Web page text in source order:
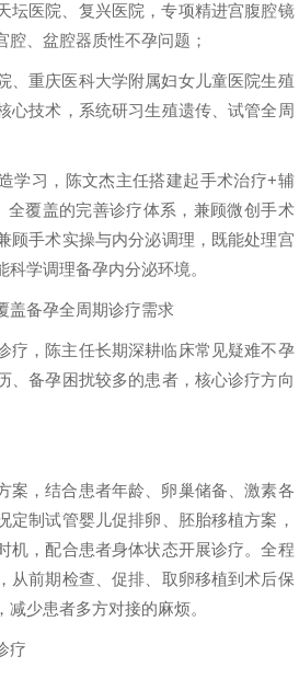
坛医院、复兴医院，专项精进宫腹腔镜
、盆腔器质性不孕问题；
、重庆医科大学附属妇女儿童医院生殖
心技术，系统研习生殖遗传、试管全周
学习，陈文杰主任搭建起手术治疗+辅
全覆盖的完善诊疗体系，兼顾微创手术
顾手术实操与内分泌调理，既能处理宫
学调理备孕内分泌环境。
盖备孕全周期诊疗需求
疗，陈主任长期深耕临床常见疑难不孕
、备孕困扰较多的患者，核心诊疗方向
案，结合患者年龄、卵巢储备、激素各
定制试管婴儿促排卵、胚胎移植方案，
机，配合患者身体状态开展诊疗。全程
从前期检查、促排、取卵移植到术后保
少患者多方对接的麻烦。
疗